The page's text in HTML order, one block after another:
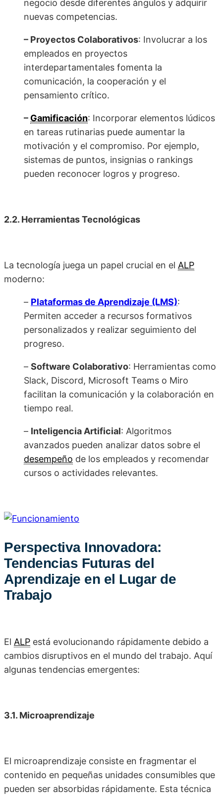
negocio desde diferentes ángulos y adquirir
nuevas competencias.
– Proyectos Colaborativos: Involucrar a los
empleados en proyectos
interdepartamentales fomenta la
comunicación, la cooperación y el
pensamiento crítico.
– Gamificación: Incorporar elementos lúdicos
en tareas rutinarias puede aumentar la
motivación y el compromiso. Por ejemplo,
sistemas de puntos, insignias o rankings
pueden reconocer logros y progreso.
2.2. Herramientas Tecnológicas
La tecnología juega un papel crucial en el ALP
moderno:
– Plataformas de Aprendizaje (LMS):
Permiten acceder a recursos formativos
personalizados y realizar seguimiento del
progreso.
– Software Colaborativo: Herramientas como
Slack, Discord, Microsoft Teams o Miro
facilitan la comunicación y la colaboración en
tiempo real.
– Inteligencia Artificial: Algoritmos
avanzados pueden analizar datos sobre el
desempeño de los empleados y recomendar
cursos o actividades relevantes.
Perspectiva Innovadora:
Tendencias Futuras del
Aprendizaje en el Lugar de
Trabajo
El ALP está evolucionando rápidamente debido a
cambios disruptivos en el mundo del trabajo. Aquí
algunas tendencias emergentes:
3.1. Microaprendizaje
El microaprendizaje consiste en fragmentar el
contenido en pequeñas unidades consumibles que
pueden ser absorbidas rápidamente. Esta técnica